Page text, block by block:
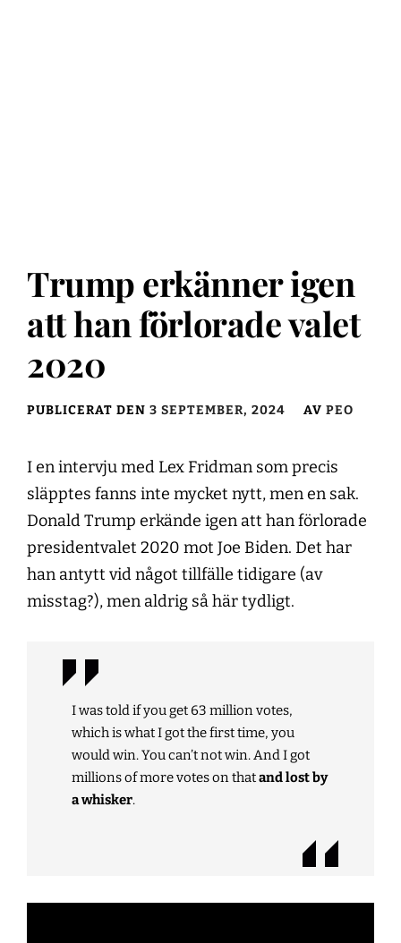
Trump erkänner igen
att han förlorade valet
2020
PUBLICERAT DEN 3 SEPTEMBER, 2024 AV PEO
I en intervju med Lex Fridman som precis
släpptes fanns inte mycket nytt, men en sak.
Donald Trump erkände igen att han förlorade
presidentvalet 2020 mot Joe Biden. Det har
han antytt vid något tillfälle tidigare (av
misstag?), men aldrig så här tydligt.
I was told if you get 63 million votes,
which is what I got the first time, you
would win. You can’t not win. And I got
millions of more votes on thatand lost by
a whisker.